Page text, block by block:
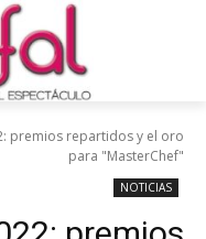
premios repartidos y el oro
para "MasterChef"
NOTICIAS